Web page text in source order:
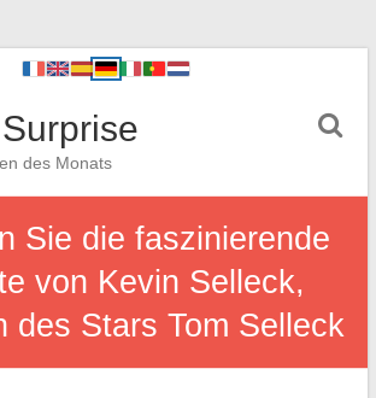
des Monats
Sie die faszinierende
von Kevin Selleck,
des Stars Tom Selleck